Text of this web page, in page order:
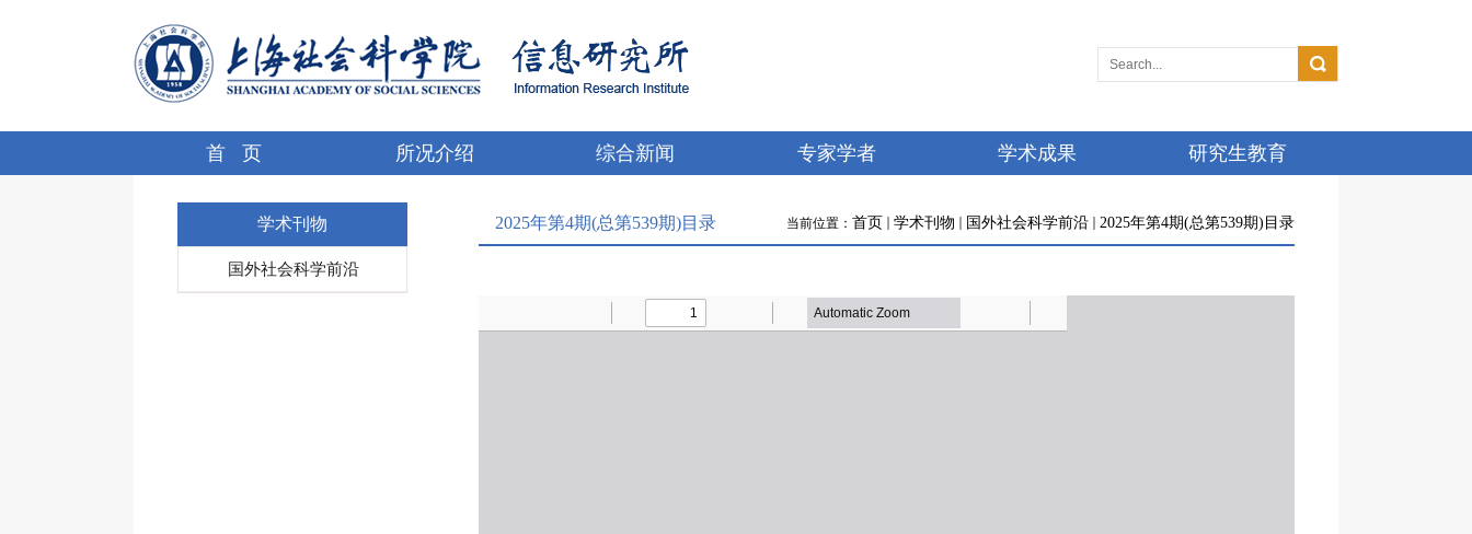
首 页 所况介绍 综合新闻 专家学者 学术成果 研究生教育
学术刊物
国外社会科学前沿
当前位置： 首页 学术刊物 国外社会科学前沿 2025年第4期(总第539期)目录
2025年第4期(总第539期)目录